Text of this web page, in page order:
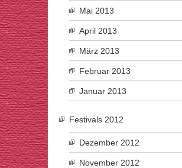
Mai 2013
April 2013
März 2013
Februar 2013
Januar 2013
Festivals 2012
Dezember 2012
November 2012